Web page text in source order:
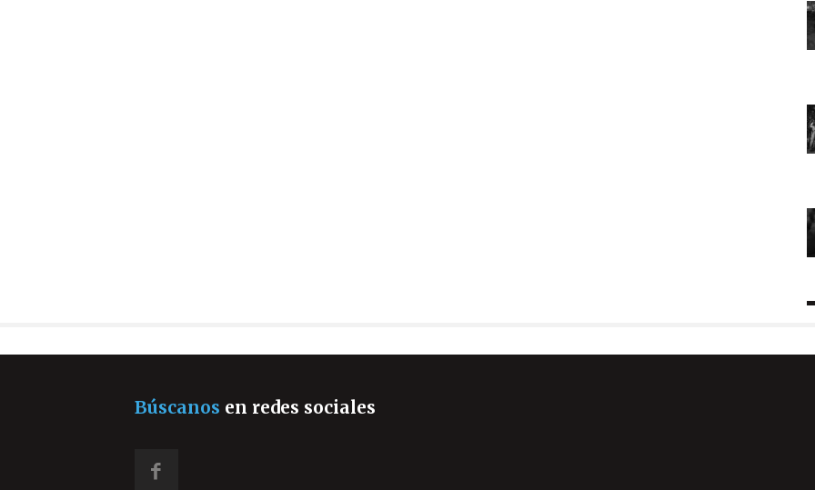
Búscanos en redes sociales